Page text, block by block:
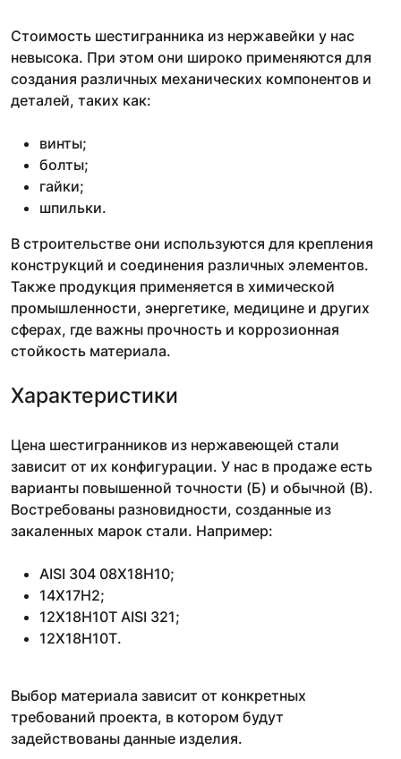
Стоимость шестигранника из нержавейки у нас
невысока. При этом они широко применяются для
создания различных механических компонентов и
деталей, таких как:
винты;
болты;
гайки;
шпильки.
В строительстве они используются для крепления
конструкций и соединения различных элементов.
Также продукция применяется в химической
промышленности, энергетике, медицине и других
сферах, где важны прочность и коррозионная
стойкость материала.
Характеристики
Цена шестигранников из нержавеющей стали
зависит от их конфигурации. У нас в продаже есть
варианты повышенной точности (Б) и обычной (В).
Востребованы разновидности, созданные из
закаленных марок стали. Например:
AISI 304 08Х18Н10;
14Х17Н2;
12Х18Н10Т AISI 321;
12Х18Н10Т.
Выбор материала зависит от конкретных
требований проекта, в котором будут
задействованы данные изделия.